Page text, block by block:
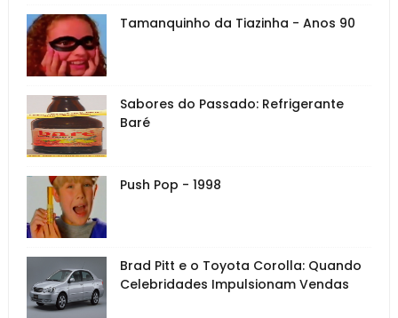
Tamanquinho da Tiazinha - Anos 90
Sabores do Passado: Refrigerante
Baré
Push Pop - 1998
Brad Pitt e o Toyota Corolla: Quando
Celebridades Impulsionam Vendas